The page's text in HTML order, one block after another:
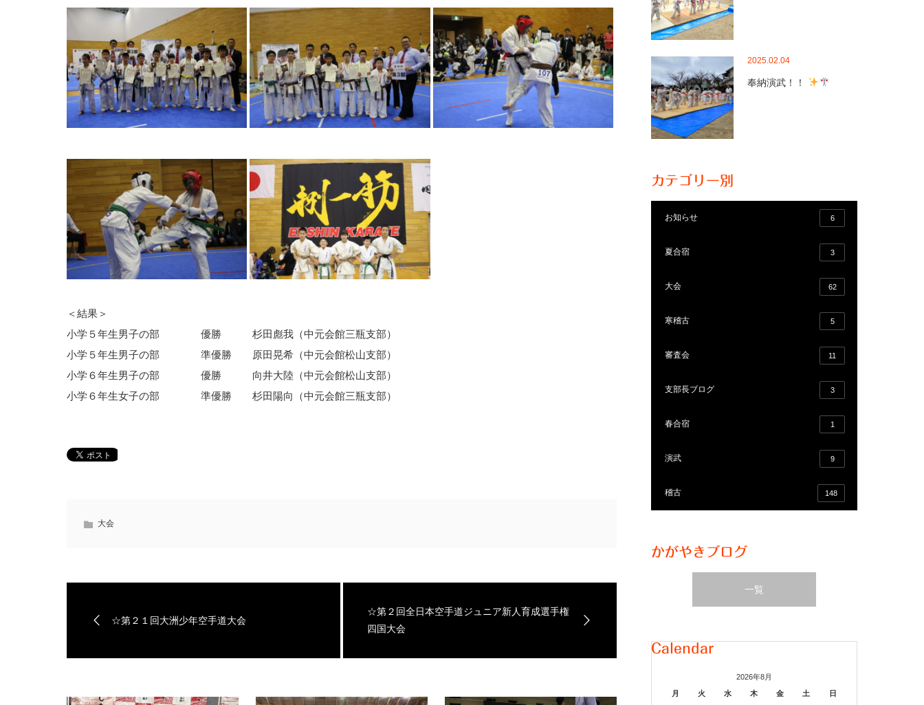
＜結果＞
小学５年生男子の部 優勝 杉田彪我（中元会館三瓶支部）
小学５年生男子の部 準優勝 原田晃希（中元会館松山支部）
小学６年生男子の部 優勝 向井大陸（中元会館松山支部）
小学６年生女子の部 準優勝 杉田陽向（中元会館三瓶支部）
大会
☆第２１回大洲少年空手道大会
☆第２回全日本空手道ジュニア新人育成選手権
四国大会
2025.02.04
奉納演武！！
カテゴリー別
お知らせ 6
夏合宿 3
大会 62
寒稽古 5
審査会 11
支部長ブログ 3
春合宿 1
演武 9
稽古 148
かがやきブログ
一覧
Calendar
2026年8月
月
火 水 木 金 土 日